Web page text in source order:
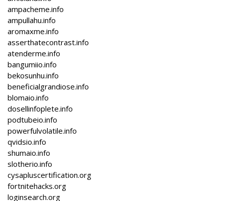
ampacheme.info
ampullahu.info
aromaxme.info
asserthatecontrast.info
atenderme.info
bangumiio.info
bekosunhu.info
beneficialgrandiose.info
blomaio.info
dosellinfoplete.info
podtubeio.info
powerfulvolatile.info
qvidsio.info
shumaio.info
slotherio.info
cysapluscertification.org
fortnitehacks.org
loginsearch.org